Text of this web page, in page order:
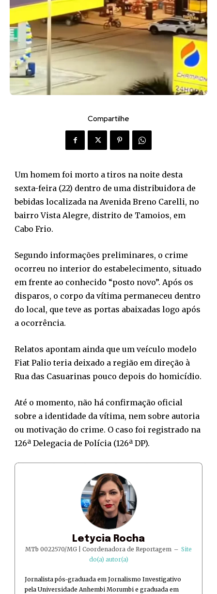
Compartilhe
Um homem foi morto a tiros na noite desta
sexta-feira (22) dentro de uma distribuidora de
bebidas localizada na Avenida Breno Carelli, no
bairro Vista Alegre, distrito de Tamoios, em
Cabo Frio.
Segundo informações preliminares, o crime
ocorreu no interior do estabelecimento, situado
em frente ao conhecido “posto novo”. Após os
disparos, o corpo da vítima permaneceu dentro
do local, que teve as portas abaixadas logo após
a ocorrência.
Relatos apontam ainda que um veículo modelo
Fiat Palio teria deixado a região em direção à
Rua das Casuarinas pouco depois do homicídio.
Até o momento, não há confirmação oficial
sobre a identidade da vítima, nem sobre autoria
ou motivação do crime. O caso foi registrado na
126ª Delegacia de Polícia (126ª DP).
Letycia Rocha
MTb 0022570/MG | Coordenadora de Reportagem – Site
do(a) autor(a)
Jornalista pós-graduada em Jornalismo Investigativo
pela Universidade Anhembi Morumbi e graduada em